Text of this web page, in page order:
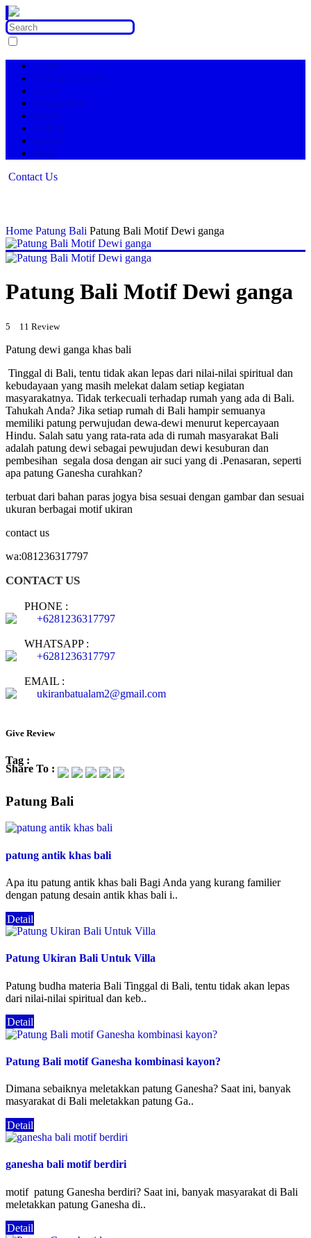
Home
Gorong Gorong
Loster
Patung Bali
Relief
Gallery
Kontak
Blog
Contact Us
Home Patung Bali Patung Bali Motif Dewi ganga
Patung Bali Motif Dewi ganga
5 11 Review
Patung dewi ganga khas bali
Tinggal di Bali, tentu tidak akan lepas dari nilai-nilai spiritual dan
kebudayaan yang masih melekat dalam setiap kegiatan
masyarakatnya. Tidak terkecuali terhadap rumah yang ada di Bali.
Tahukah Anda? Jika setiap rumah di Bali hampir semuanya
memiliki patung perwujudan dewa-dewi menurut kepercayaan
Hindu. Salah satu yang rata-rata ada di rumah masyarakat Bali
adalah patung dewi sebagai pewujudan dewi kesuburan dan
pembesihan segala dosa dengan air suci yang di .Penasaran, seperti
apa patung Ganesha curahkan?
terbuat dari bahan paras jogya bisa sesuai dengan gambar dan sesuai
ukuran berbagai motif ukiran
contact us
wa:081236317797
CONTACT US
PHONE :
+6281236317797
WHATSAPP :
+6281236317797
EMAIL :
ukiranbatualam2@gmail.com
Give Review
Tag :
Share To :
Patung Bali
patung antik khas bali
Apa itu patung antik khas bali Bagi Anda yang kurang familier
dengan patung desain antik khas bali i..
Detail
Patung Ukiran Bali Untuk Villa
Patung budha materia Bali Tinggal di Bali, tentu tidak akan lepas
dari nilai-nilai spiritual dan keb..
Detail
Patung Bali motif Ganesha kombinasi kayon?
Dimana sebaiknya meletakkan patung Ganesha? Saat ini, banyak
masyarakat di Bali meletakkan patung Ga..
Detail
ganesha bali motif berdiri
motif patung Ganesha berdiri? Saat ini, banyak masyarakat di Bali
meletakkan patung Ganesha di..
Detail